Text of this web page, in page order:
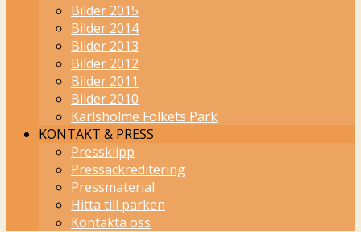
Bilder 2015
Bilder 2014
Bilder 2013
Bilder 2012
Bilder 2011
Bilder 2010
Karlsholme Folkets Park
KONTAKT & PRESS
Pressklipp
Pressackreditering
Pressmaterial
Hitta till parken
Kontakta oss